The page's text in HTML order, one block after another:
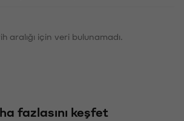
aralığı için veri bulunamadı.
fazlasını keşfet